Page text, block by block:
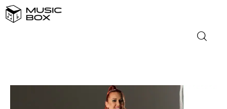
DOMAĆA GLAZBA